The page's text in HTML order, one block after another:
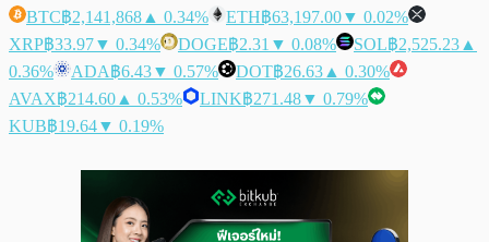
BTC฿2,141,868 ▲ 0.34% ETH฿63,197.00▼ 0.02%
XRP฿33.97▼ 0.34% DOGE฿2.31 ▼ 0.08% SOL฿2,525.23 ▲
0.36%
ADA฿6.43▼ 0.57% DOT฿26.63 ▲ 0.30%
AVAX฿214.60 ▲ 0.53% LINK฿271.48▼ 0.79%
KUB฿19.64▼ 0.19%